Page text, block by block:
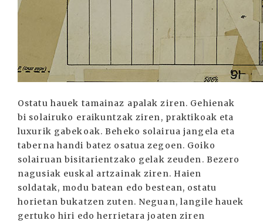
Ostatu hauek tamainaz apalak ziren. Gehienak
bi solairuko eraikuntzak ziren, praktikoak eta
luxurik gabekoak. Beheko solairua jangela eta
taberna handi batez osatua zegoen. Goiko
solairuan bisitarientzako gelak zeuden. Bezero
nagusiak euskal artzainak ziren. Haien
soldatak, modu batean edo bestean, ostatu
horietan bukatzen zuten. Neguan, langile hauek
gertuko hiri edo herrietara joaten ziren